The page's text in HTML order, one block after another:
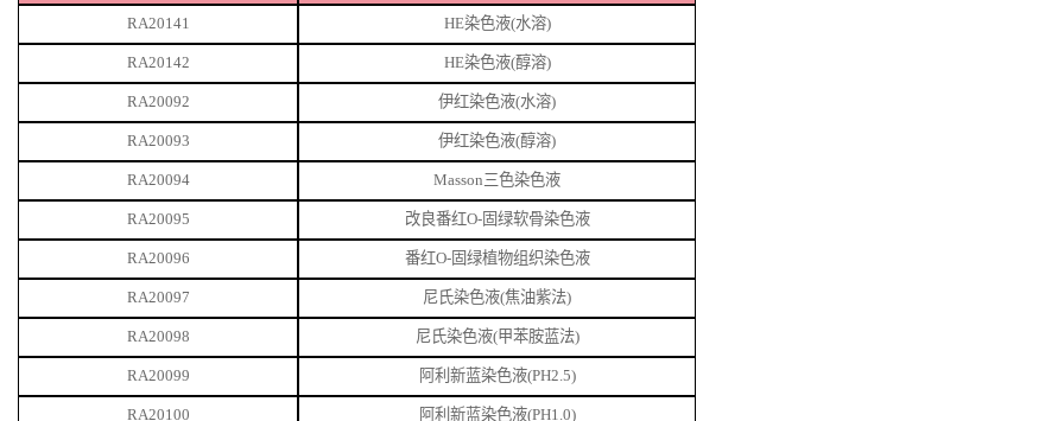
RA20141 HE染色液(水溶)
RA20142 HE染色液(醇溶)
RA20092 伊红染色液(水溶)
RA20093 伊红染色液(醇溶)
RA20094 Masson三色染色液
RA20095 改良番红O-固绿软骨染色液
RA20096 番红O-固绿植物组织染色液
RA20097 尼氏染色液(焦油紫法)
RA20098 尼氏染色液(甲苯胺蓝法)
RA20099 阿利新蓝染色液(PH2.5)
RA20100 阿利新蓝染色液(PH1.0)